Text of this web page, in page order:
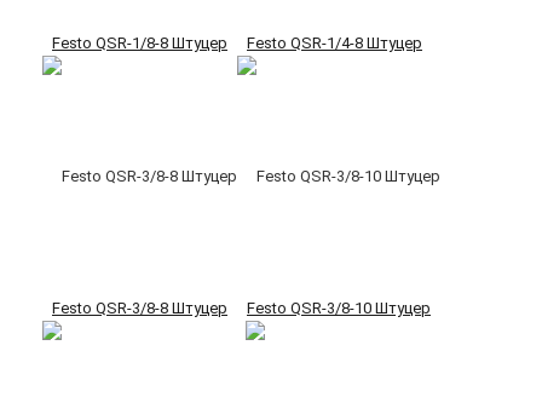
Festo QSR-1/8-8 Штуцер Festo QSR-1/4-8 Штуцер
Festo QSR-3/8-8 Штуцер Festo QSR-3/8-10 Штуцер